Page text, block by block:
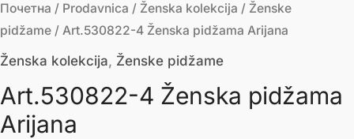
Почетна / Prodavnica / Ženska kolekcija / Ženske
pidžame / Art.530822-4 Ženska pidžama Arijana
Ženska kolekcija, Ženske pidžame
Art.530822-4 Ženska pidžama
Arijana